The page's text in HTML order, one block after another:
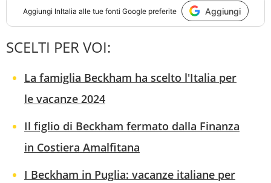
Aggiungi InItalia alle tue fonti Google preferite Aggiungi
SCELTI PER VOI:
La famiglia Beckham ha scelto l'Italia per
le vacanze 2024
Il figlio di Beckham fermato dalla Finanza
in Costiera Amalfitana
I Beckham in Puglia: vacanze italiane per